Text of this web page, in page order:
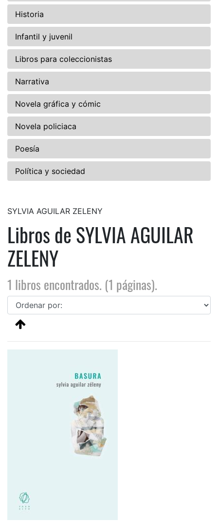
Historia
Infantil y juvenil
Libros para coleccionistas
Narrativa
Novela gráfica y cómic
Novela policiaca
Poesía
Política y sociedad
SYLVIA AGUILAR ZELENY
Libros de SYLVIA AGUILAR
ZELENY
1 libros encontrados. (1 páginas).